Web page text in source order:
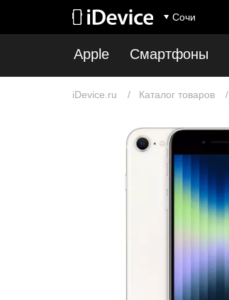
Сочи
Apple Смартфоны
iDevice.ru Каталог товаров